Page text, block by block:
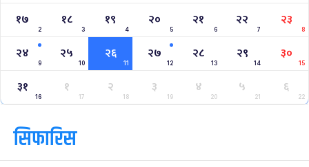
१७
2
१८
3
१९
4
२०
5
२१
6
२२
7
२३
8
२४
9
२५
10
२६
11
२७
12
२८
13
२९
14
३०
15
३१
16
१
17
२
18
३
19
४
20
५
21
६
22
सिफारिस